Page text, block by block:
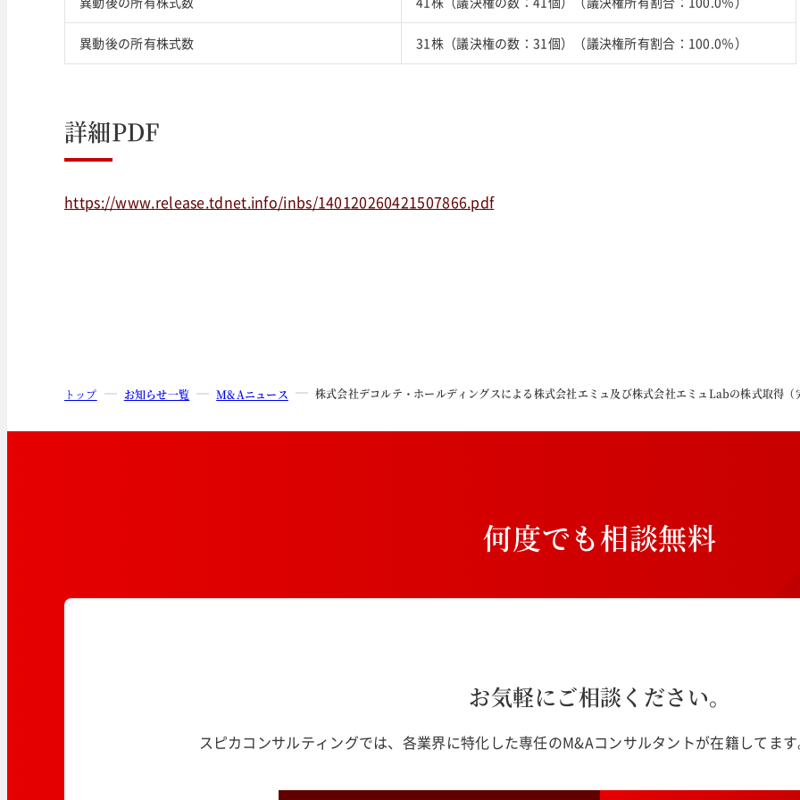
異動後の所有株式数 31株（議決権の数：31個）（議決権所有割合：100.0％）
詳細PDF
https://www.release.tdnet.info/inbs/140120260421507866.pdf
トップ お知らせ一覧 M&Aニュース 株式会社デコルテ・ホールディングスによる株式会社エミュ及び株式会社エミュLabの株式取得
何度でも相談無料
お気軽にご相談ください。
スピカコンサルティングでは、各業界に特化した専任のM&Aコンサルタントが在籍してます